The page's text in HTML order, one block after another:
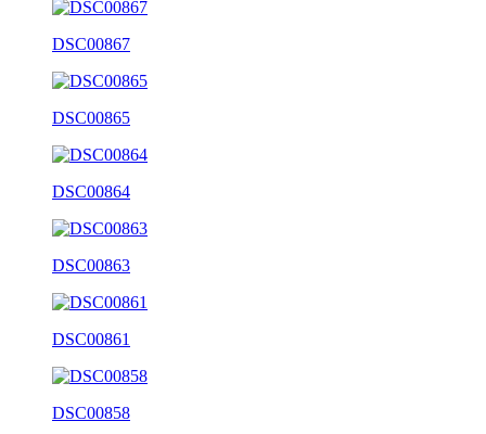
DSC00867
DSC00865
DSC00864
DSC00863
DSC00861
DSC00858